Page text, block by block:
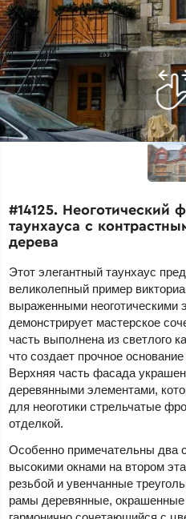
#14125. Неоготический
таунхауса с
дерева
Этот элегантный таунхаус
великолепный пример
выраженными неоготическими
демонстрирует мастерское
часть выполнена из светлого
что создает прочное
Верхняя часть фасада
деревянными элементами,
для неоготики стрельчатые
отделкой.
Особенно примечательны два
высокими окнами на втором
резьбой и увенчанные
рамы деревянные,